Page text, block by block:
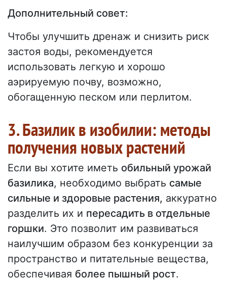
Дополнительный совет:
Чтобы улучшить дренаж и снизить риск
застоя воды, рекомендуется
использовать легкую и хорошо
аэрируемую почву, возможно,
обогащенную песком или перлитом.
3. Базилик в изобилии: методы
получения новых растений
Если вы хотите иметь обильный урожай
базилика, необходимо выбрать самые
сильные и здоровые растения, аккуратно
разделить их и пересадить в отдельные
горшки. Это позволит им развиваться
наилучшим образом без конкуренции за
пространство и питательные вещества,
обеспечивая более пышный рост.